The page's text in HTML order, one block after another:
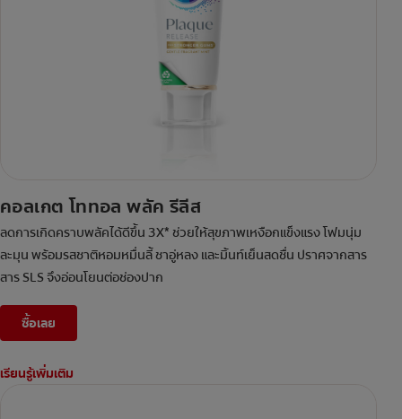
คอลเกต โททอล พลัค รีลีส
ลดการเกิดคราบพลัคได้ดีขึ้น 3X* ช่วยให้สุขภาพเหงือกแข็งแรง โฟมนุ่ม
ละมุน พร้อมรสชาติหอมหมื่นลี้ ชาอู่หลง และมิ้นท์เย็นสดชื่น ปราศจากสาร
สาร SLS จึงอ่อนโยนต่อช่องปาก
ซื้อเลย
เรียนรู้เพิ่มเติม